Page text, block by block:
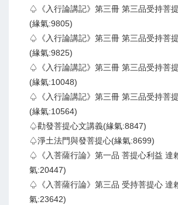
♤《入行論講記》第三冊 第三品受持菩
(緣氣:9805)
♤《入行論講記》第三冊 第三品受持菩
(緣氣:9825)
♤《入行論講記》第三冊 第三品受持菩
(緣氣:10048)
♤《入行論講記》第三冊 第三品受持菩
(緣氣:10564)
♤勸發菩提心文講義(緣氣:8847)
♤淨土法門與發菩提心(緣氣:8699)
♤《入菩薩行論》第一品 菩提心利益 達
氣:20447)
♤《入菩薩行論》第三品 受持菩提心 達
氣:23642)